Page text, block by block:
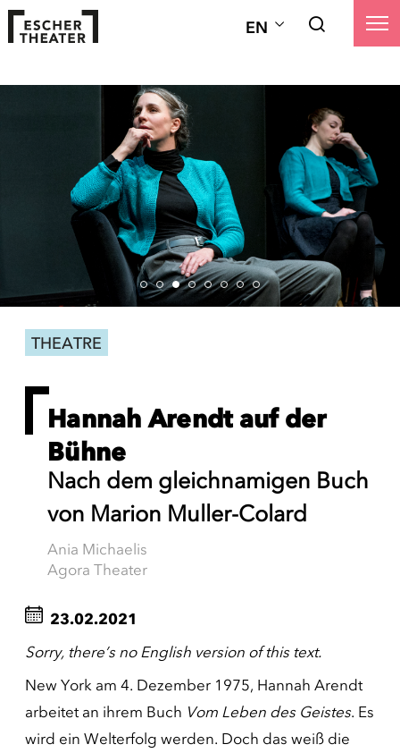
EN
THEATRE
Hannah Arendt auf der
Bühne
Nach dem gleichnamigen Buch
von Marion Muller-Colard
Ania Michaelis
Agora Theater
23.02.2021
Sorry, there’s no English version of this text.
New York am 4. Dezember 1975, Hannah Arendt
arbeitet an ihrem Buch Vom Leben des Geistes. Es
wird ein Welterfolg werden. Doch das weiß die